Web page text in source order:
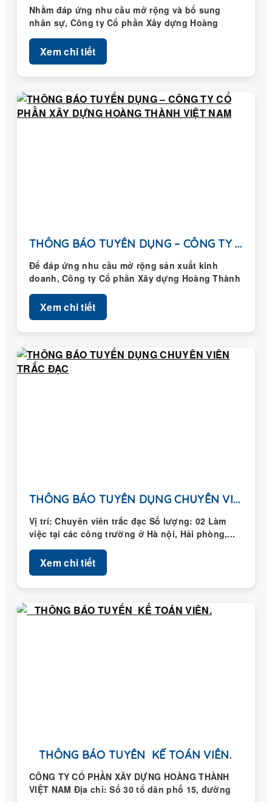
Nhằm đáp ứng nhu cầu mở rộng và bổ sung
nhân sự, Công ty Cổ phần Xây dựng Hoàng
Xem chi tiết
THÔNG BÁO TUYỂN DỤNG – CÔNG TY CỔ...
Để đáp ứng nhu cầu mở rộng sản xuất kinh
doanh, Công ty Cổ phần Xây dựng Hoàng Thành
Xem chi tiết
THÔNG BÁO TUYỂN DỤNG CHUYÊN VIÊN TRẮC ĐẠC
Vị trí: Chuyên viên trắc đạc Số lượng: 02 Làm
việc tại các công trường ở Hà nội, Hải phòng,...
Xem chi tiết
THÔNG BÁO TUYỂN KẾ TOÁN VIÊN.
CÔNG TY CỔ PHẦN XÂY DỰNG HOÀNG THÀNH
VIỆT NAM Địa chỉ: Số 30 tổ dân phố 15, đường